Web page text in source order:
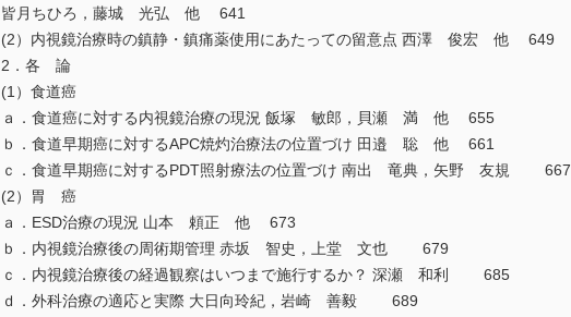
皆月ちひろ，藤城 光弘 他 641
(2）内視鏡治療時の鎮静・鎮痛薬使用にあたっての留意点 西澤 俊宏 他 649
2．各 論
(1）食道癌
ａ．食道癌に対する内視鏡治療の現況 飯塚 敏郎，貝瀬 満 他 655
ｂ．食道早期癌に対するAPC焼灼治療法の位置づけ 田邉 聡 他 661
ｃ．食道早期癌に対するPDT照射療法の位置づけ 南出 竜典，矢野 友規 667
(2）胃 癌
ａ．ESD治療の現況 山本 頼正 他 673
ｂ．内視鏡治療後の周術期管理 赤坂 智史，上堂 文也 679
ｃ．内視鏡治療後の経過観察はいつまで施行するか？ 深瀬 和利 685
ｄ．外科治療の適応と実際 大日向玲紀，岩崎 善毅 689